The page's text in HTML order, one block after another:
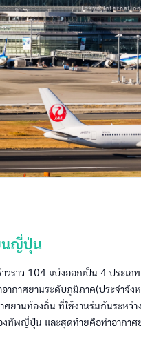
นญี่ปุ่น
วราว 104 แบ่งออกเป็น 4 ประเ
อากาศยานระดับภูมิภาค(ประจำจัง
ศยานท้องถิ่น ที่ใช้งานร่มกันระหว่
ทัพญี่ปุ่น และสุดท้ายคือท่าอากาศ